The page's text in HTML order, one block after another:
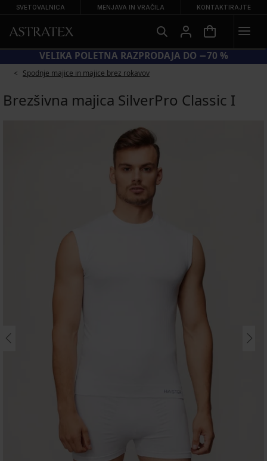
SVETOVALNICA MENJAVA IN VRAČILA KONTAKTIRAJTE
KODA BRA20 = MODRČKI −20 %
Spodnje majice in majice brez rokavov
Brezšivna majica SilverPro Classic I